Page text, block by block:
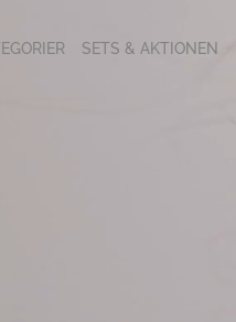
SETS & AKTIONEN